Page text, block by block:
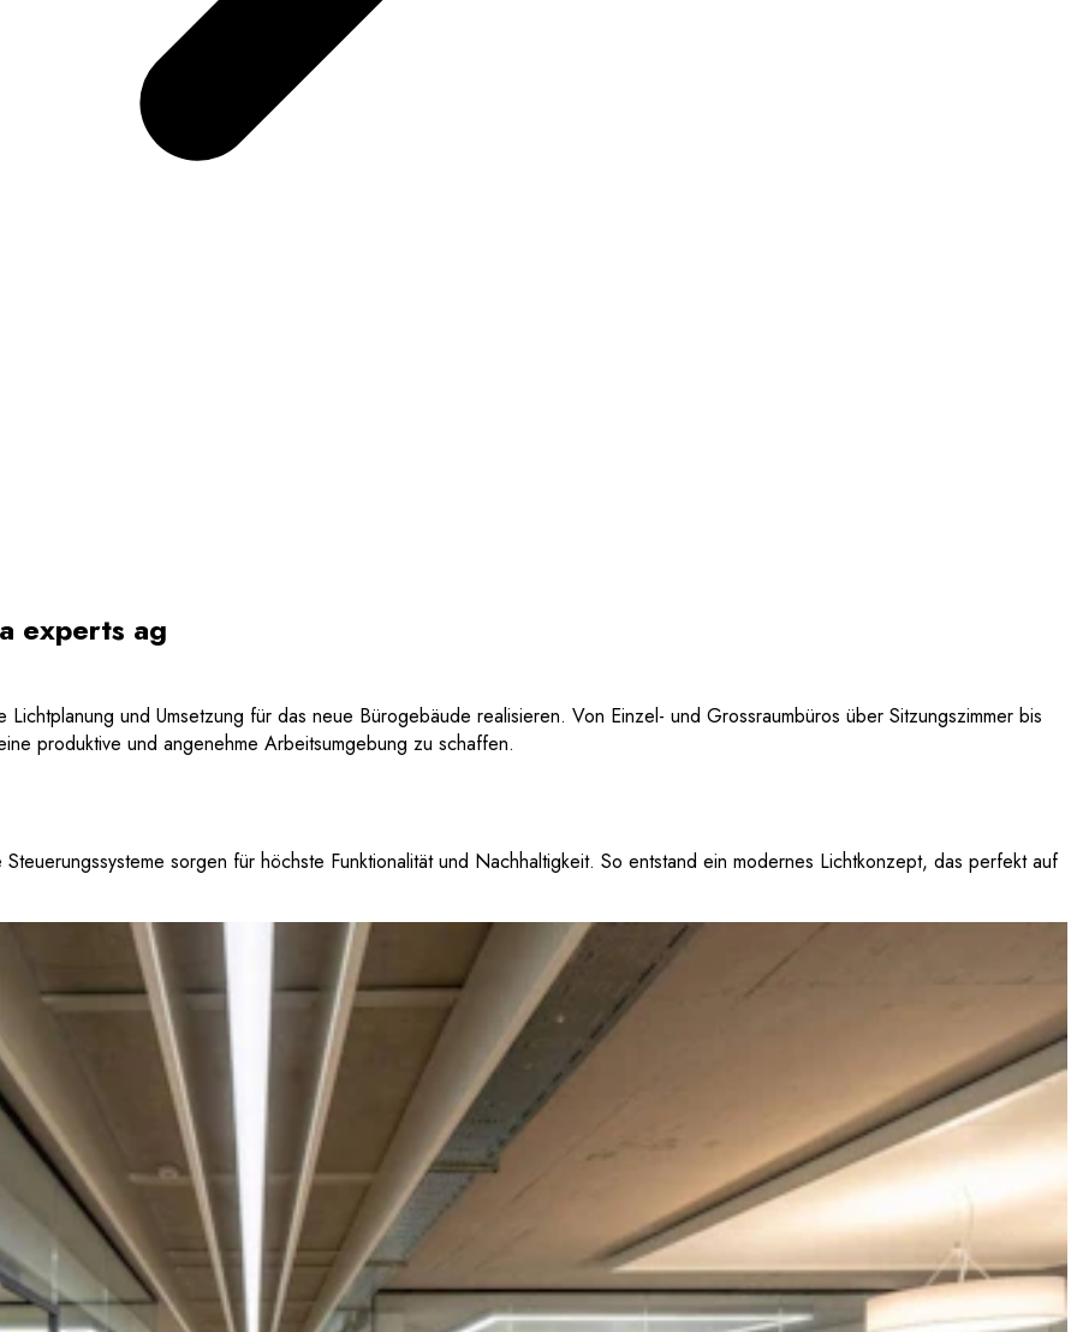
experts ag
und Umsetzung für das neue Bürogebäude realisieren. Von Einzel- und Grossraumbüros über Sitzungszimmer bis
produktive und angenehme Arbeitsumgebung zu schaffen.
sorgen für höchste Funktionalität und Nachhaltigkeit. So entstand ein modernes Lichtkonzept, das perfekt auf